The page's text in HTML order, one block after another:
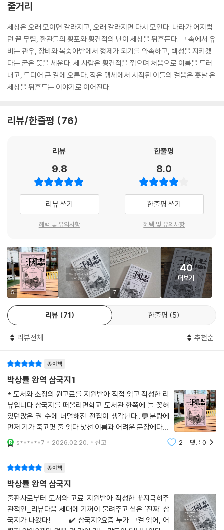
할지, 양심을 지켜야 할지 버려야 할지 등 계속 선택해야 하는 경우가 많다.
독자는 그러한 과정을 통해 나름대로 자기를 다스리고 세상을 사는 슬기로
움을 익히게 되리라.
내가 자랄 때도 그랬지만, 요즘 사람들도 삼국지를 좋아한다. 그런데 지금
책방에 나와 있는 삼국지는 거의 한자말에 토씨만 우리말로 달아놓은 듯해
읽어도 무슨 뜻인지 잘 모르게 되어 있다. 게다가 줄거리를 바싹 줄이거나
슬아슬한 재미의 깊이를 다 느껴볼수 없다.
하고 싶고, 이어 한 대목도 빼먹거나 얼버무리거나 비틀지 않은 걸 읽으라
권하고 싶다. 나는 바로 이 삼국지가 내가 권하는 그러한 조건을 모두 갖출
수 있도록 정성을 다했다. 소중한 만남이 되리라 믿는다.
--- 본문 중에서
줄거리
세상은 오래 모이면 갈라지고, 오래 갈라지면 다시 모인다. 나라가 어지럽
던 끝 무렵, 환관들의 횡포와 황건적의 난이 세상을 뒤흔든다. 그 속에서 유
비는 관우, 장비와 복숭아밭에서 형제가 되기를 약속하고, 백성을 지키겠
다는 굳은 뜻을 세운다. 세 사람은 황건적을 꺾으며 처음으로 이름을 드러
내고, 드디어 큰 길에 오른다. 작은 맹세에서 시작된 이들의 걸음은 훗날 온
세상을 뒤흔드는 이야기로 이어진다.
리뷰/한줄평 76
리뷰
9.8
리뷰 쓰기
혜택 및 유의사항
한줄평
8.0
한줄평 쓰기
혜택 및 유의사항
5 7
40
더보기
리뷰 71 한줄평 5
리뷰전체 추천순
종이책
박상률 완역 삼국지1
* 도서와 소정의 원고료를 지원받아 직접 읽고 작성한 리
뷰입니다. 삼국지를 떠올리면학교 도서관 한쪽에 늘 꽂혀
있던많은 권 수에 너덜해진 전집이 생각난다..💬분량에
먼저 기가 죽고몇 줄 읽다 낯선 이름과 어려운 문장에다시
제자리에 꽂아두었던 기억..💬성인이 된 뒤에도"삼세번은
읽어야 한다"는 말을 들었지만어쩐지 나와는 조금 거리가
s******7 2026.02.20. 신고 2 댓글0
종이책
박상률 완역 삼국지
출판사로부터 도서와 고료 지원받아 작성한 #지극히주
관적인_리뷰다음 세대에 기꺼이 물려주고 싶은 '진짜' 삼
국지가 나왔다! ⠀⠀⠀✔️ 삼국지?요즘 누가 그걸 읽어, 어